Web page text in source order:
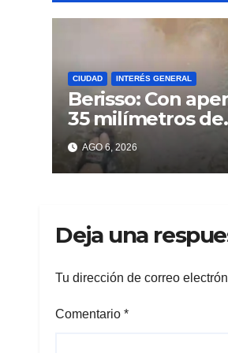
CIUDAD INTERÉS GENERAL
Berisso: Con
35 milímetros de
lluvia ya se
los problemas
AGO 6, 2026
Deja una
Tu dirección de correo
Comentario *